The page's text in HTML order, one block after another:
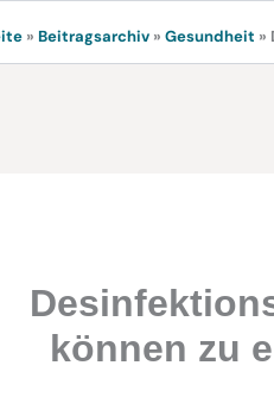
» Beitragsarchiv» Gesundheit »
können zu